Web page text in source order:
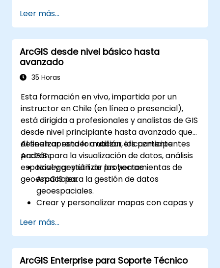
procesamiento de datos y cartografía
con ArcGIS.
Analizar datos espaciales para proyectos
en ArcGIS.
Leer más...
ArcGIS desde nivel básico hasta
avanzado
35 Horas
Esta formación en vivo, impartida por un
instructor en Chile (en línea o presencial),
está dirigida a profesionales y analistas de GIS
desde nivel principiante hasta avanzado que
deseen aprender a utilizar eficazmente
ArcGIS para la visualización de datos, análisis
espacial y gestión de proyectos
geoespaciales.
Al finalizar esta formación, los participantes
podrán:
Navegar y utilizar las herramientas de
ArcGIS para la gestión de datos
geoespaciales.
Crear y personalizar mapas con capas y
Realizar análisis espaciales avanzados y
tareas de geoprocésamiento.
Automatizar flujos de trabajo mediante
ModelBuilder y Python.
Leer más...
ArcGIS Enterprise para Soporte Técnico